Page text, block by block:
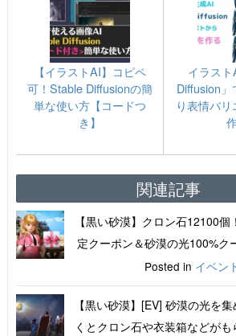
【イラストAI】コピペ
可！Stable Diffusionの簡
単な使い方【コードつ
き】
イラス
Diffusion」
り表情バ
関連記事
【黒い砂漠】クロン石12100
定クーポン＆砂漠の光100%ク
Posted in イベン
【黒い砂漠】[EV] 砂漠の光を
くとクロン石や衣装箱などがも